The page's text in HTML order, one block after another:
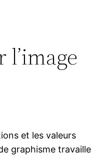
et les valeurs
graphisme travaille